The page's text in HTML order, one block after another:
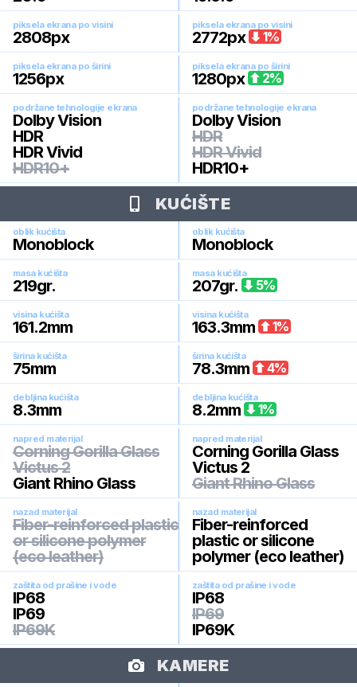
piksela ekrana po visini
2808px
piksela ekrana po visini
2772px 1%
piksela ekrana po širini
1256px
piksela ekrana po širini
1280px 2%
podržane tehnologije ekrana
Dolby Vision
HDR
HDR Vivid
HDR10+
podržane tehnologije ekrana
Dolby Vision
HDR
HDR Vivid
HDR10+
KUĆIŠTE
oblik kućišta
Monoblock
oblik kućišta
Monoblock
masa kućišta
219gr.
masa kućišta
207gr. 5%
visina kućišta
161.2mm
visina kućišta
163.3mm 1%
širina kućišta
75mm
širina kućišta
78.3mm 4%
debljina kućišta
8.3mm
debljina kućišta
8.2mm 1%
napred materijal
Corning Gorilla Glass
Victus 2
Giant Rhino Glass
napred materijal
Corning Gorilla Glass
Victus 2
Giant Rhino Glass
nazad materijal
Fiber-reinforced plastic
or silicone polymer
(eco leather)
nazad materijal
Fiber-reinforced
plastic or silicone
polymer (eco leather)
zaštita od prašine i vode
IP68
IP69
IP69K
zaštita od prašine i vode
IP68
IP69
IP69K
KAMERE